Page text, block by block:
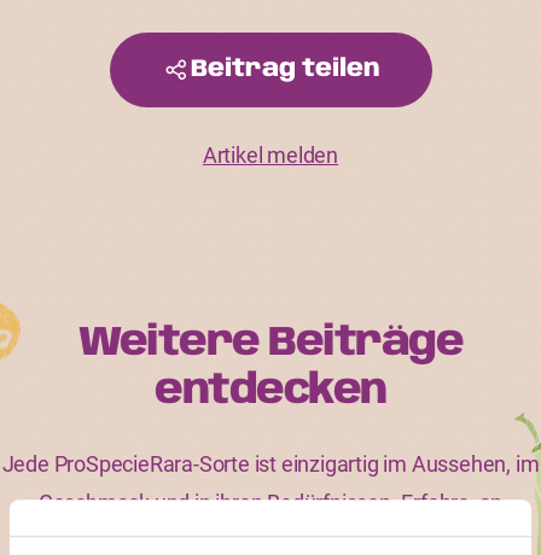
Beitrag teilen
Artikel melden
Weitere Beiträge
entdecken
Jede ProSpecieRara-Sorte ist einzigartig im Aussehen, im
Geschmack und in ihren Bedürfnissen. Erfahre, an
welchen Sorten und an welchen Eigenschaften andere